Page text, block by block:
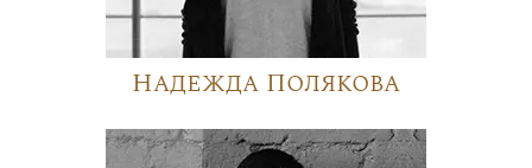
Надежда Полякова